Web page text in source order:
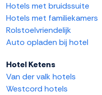
Hotels met bruidssuite
Hotels met familiekamers
Rolstoelvriendelijk
Auto opladen bij hotel
Hotel Ketens
Van der valk hotels
Westcord hotels